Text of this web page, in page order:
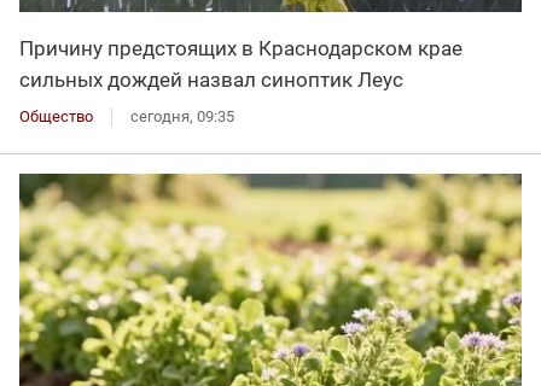
Причину предстоящих в Краснодарском крае
сильных дождей назвал синоптик Леус
Общество сегодня, 09:35